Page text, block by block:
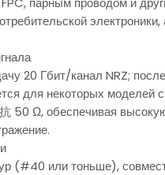
20 Гбит/канал NRZ;
для некоторых
50 Ω, обеспечивая
(#40 или тоньше),